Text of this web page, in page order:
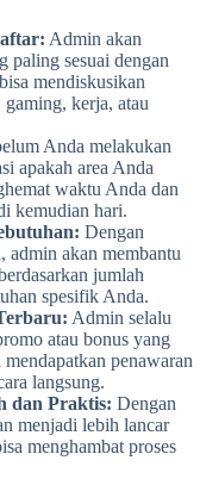
Admin akan
paling sesuai dengan
mendiskusikan
kerja, atau
Anda melakukan
apakah area Anda
waktu Anda dan
kemudian hari.
Dengan
admin akan membantu
jumlah
spesifik Anda.
Admin selalu
atau bonus yang
penawaran
langsung.
dan Praktis: Dengan
menjadi lebih lancar
menghambat proses